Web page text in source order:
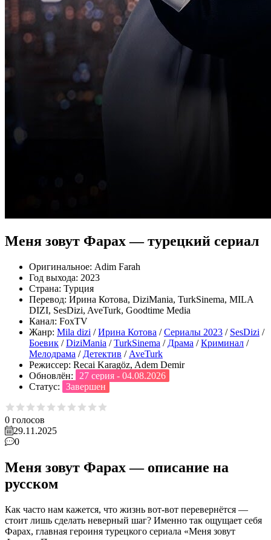
Меня зовут Фарах — турецкий сериал
Оригинальное: Adim Farah
Год выхода: 2023
Страна: Турция
Перевод: Ирина Котова, DiziMania, TurkSinema, MILA
DIZI, SesDizi, AveTurk, Goodtime Media
Канал: FoxTV
Жанр: Mila dizi /Ирина Котова /Сериалы 2023 / SesDizi /
Боевик /DiziMania /TurkSinema / Драма /Криминал /
Мелодрама / Детектив / AveTurk
Режиссер: Recai Karagöz, Adem Demir
Обновлён:
27 серия - 04.08.2026
Статус:
Завершен
0 голосов
29.11.2025
0
Меня зовут Фарах — описание на
русском
Как часто нам кажется, что жизнь вот-вот перевернётся —
стоит лишь сделать неверный шаг? Именно так ощущает себя
Фарах, главная героиня турецкого сериала «Меня зовут